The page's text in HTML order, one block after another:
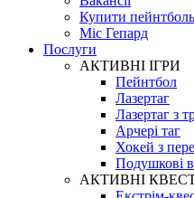
Купити
Міс Гепард
Послуги
АКТИВНІ ІГРИ
Пейнтбол
Лазертаг
Лазертаг з
Арчері таг
Хокей з
Подушкові
АКТИВНІ